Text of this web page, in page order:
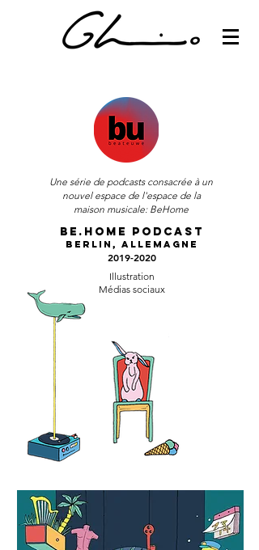
Une série de podcasts consacrée à un
nouvel espace de l'espace de la
maison musicale: BeHome
be.home Podcas t
Berlin, Allemagne
2019-2020
Illustration
Médias sociaux